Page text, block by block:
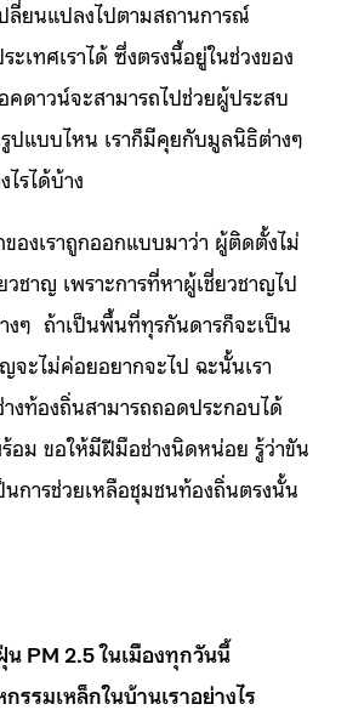
ลี่ยนแปลงไปตามสถานการณ์
ะเทศเราได้ ซึ่งตรงนี้อยู่ในช่วงของ
ดาวน์จะสามารถไปช่วยผู้ประสบ
ปแบบไหน เราก็มีคุยกับมูลนิธิต่างๆ
ไรได้บ้าง
องเราถูกออกแบบมาว่า ผู้ติดตั้งไม่
ชาญ เพราะการที่หาผู้เชี่ยวชาญไป
งๆ ถ้าเป็นพื้นที่ทุรกันดารก็จะเป็น
จะไม่ค่อยอยากจะไป ฉะนั้นเรา
งท้องถิ่นสามารถถอดประกอบได้
อม ขอให้มีฝีมือช่างนิดหน่อย รู้ว่าขัน
การช่วยเหลือชุมชนท้องถิ่นตรงนั้น
PM 2.5 ในเมืองทุกวันนี้
รรมเหล็กในบ้านเราอย่างไร